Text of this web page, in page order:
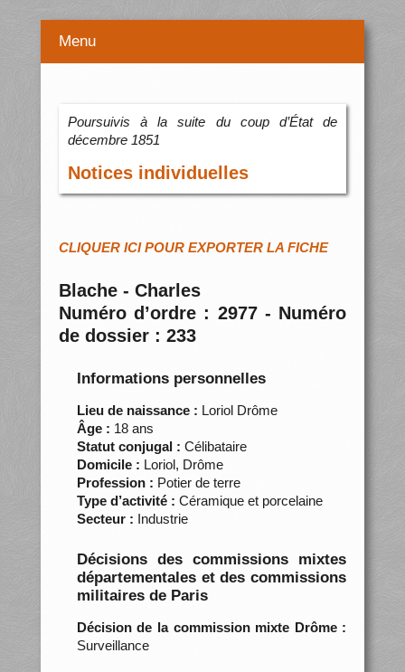
Menu
Poursuivis à la suite du coup d’État de
décembre 1851
Notices individuelles
CLIQUER ICI POUR EXPORTER LA FICHE
Blache - Charles
Numéro d’ordre : 2977 - Numéro
de dossier : 233
Informations personnelles
Lieu de naissance : Loriol Drôme
Âge : 18 ans
Statut conjugal : Célibataire
Domicile : Loriol, Drôme
Profession : Potier de terre
Type d’activité : Céramique et porcelaine
Secteur : Industrie
Décisions des commissions mixtes
départementales et des commissions
militaires de Paris
Décision de la commission mixte Drôme :
Surveillance